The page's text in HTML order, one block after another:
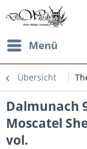
Menü
Übersicht
Dalmunach
Moscatel
vol.